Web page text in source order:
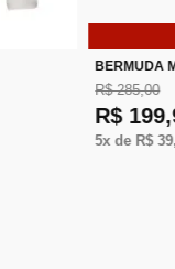
BERMUDA
R$ 285,00
R$
5x de R$